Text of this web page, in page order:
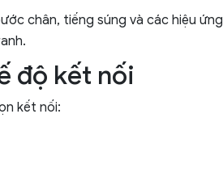
chân, tiếng súng và các hiệu ứng
độ kết nối
kết nối: